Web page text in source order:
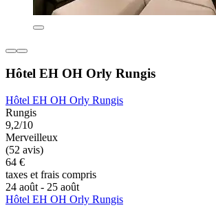
Hôtel EH OH Orly Rungis
Hôtel EH OH Orly Rungis
Rungis
9,2/10
Merveilleux
(52 avis)
64 €
taxes et frais compris
24 août - 25 août
Hôtel EH OH Orly Rungis